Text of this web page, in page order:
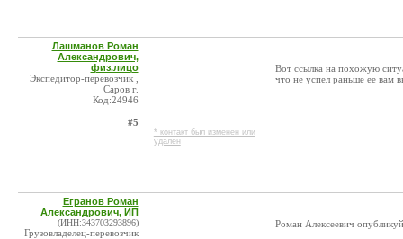
Лашманов Роман
Александрович,
физ.лицо
Экспедитор-перевозчик ,
Саров г.
Код:24946
#5
* контакт был изменен или
удален
Вот ссылка на похожую
что не успел раньше ее вам
Егранов Роман
Александрович, ИП
(ИНН:343703293896)
Грузовладелец-перевозчик
Роман Алексеевич